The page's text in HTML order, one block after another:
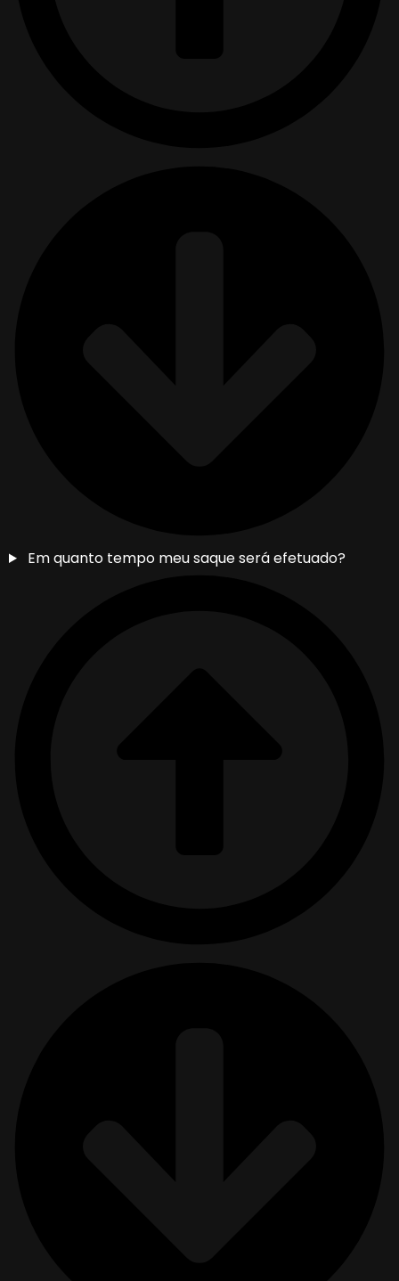
Em quanto tempo meu saque será efetuado?